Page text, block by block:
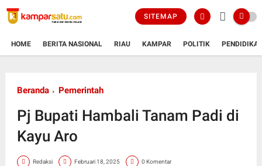
SITEMAP
HOME BERITA NASIONAL RIAU KAMPAR POLITIK
Beranda Pemerintah
Pj Bupati Hambali Tanam Padi di
Kayu Aro
Redaksi Februari 18, 2025 0 Komentar